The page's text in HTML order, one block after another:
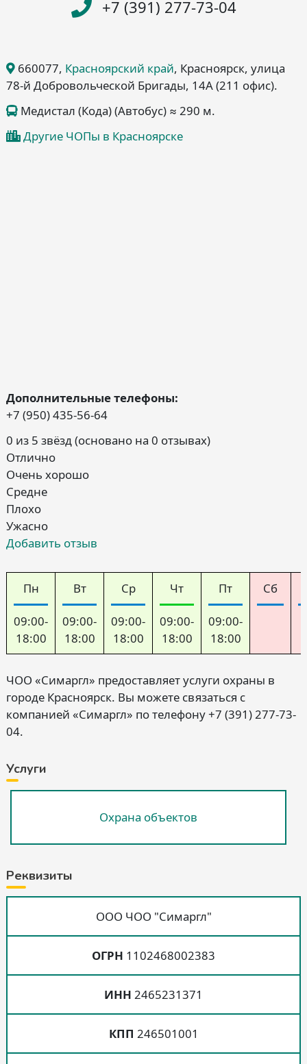
+7 (391) 277-73-04
660077, Красноярский край, Красноярск, улица
78-й Добровольческой Бригады, 14А(211 офис).
Медистал (Кода) (Автобус) ≈ 290 м.
Другие ЧОПы в Красноярске
Дополнительные телефоны:
+7 (950) 435-56-64
0 из 5 звёзд (основано на 0 отзывах)
Отлично
Очень хорошо
Средне
Плохо
Ужасно
Добавить отзыв
Пн
09:00-
18:00
Вт
09:00-
18:00
Ср
09:00-
18:00
Чт
09:00-
18:00
Пт
09:00-
18:00
Сб
ЧОО «Симаргл» предоставляет услуги охраны в
городе Красноярск. Вы можете связаться с
компанией «Симаргл» по телефону +7 (391) 277-73-
04.
Услуги
Охрана объектов
Реквизиты
ООО ЧОО "Симаргл"
ОГРН 1102468002383
ИНН 2465231371
КПП 246501001